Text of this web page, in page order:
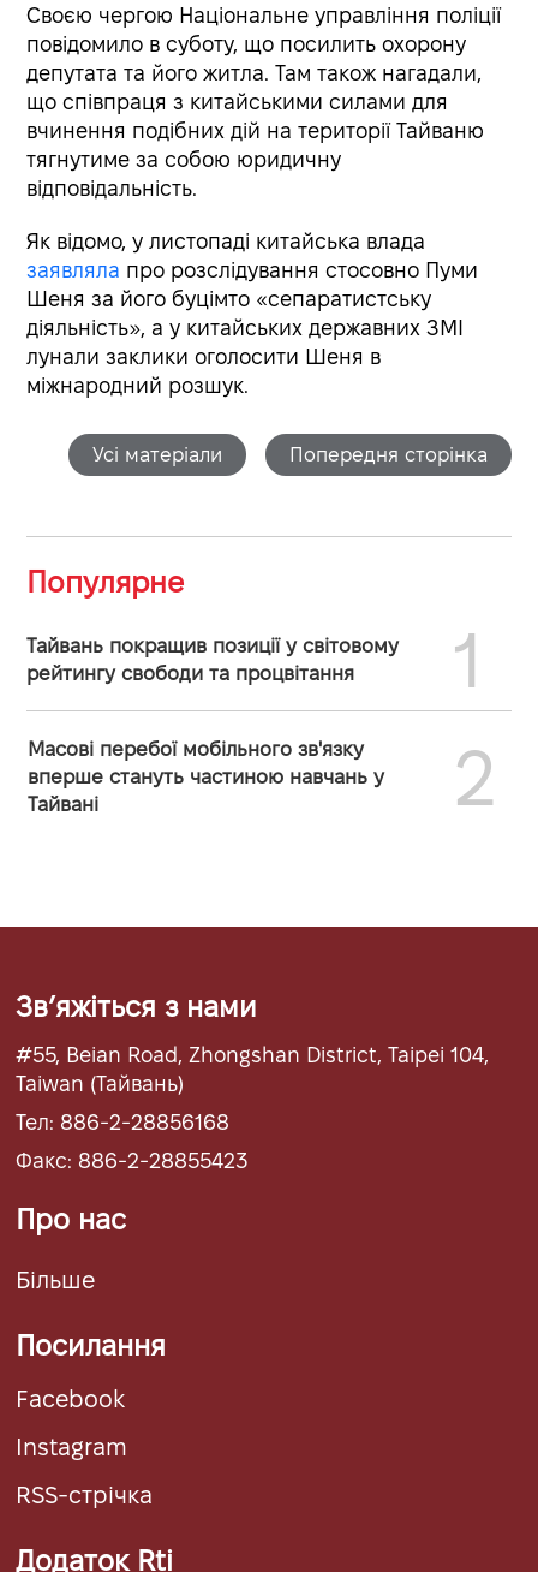
Своєю чергою Національне управління поліції
повідомило в суботу, що посилить охорону
депутата та його житла. Там також нагадали,
що співпраця з китайськими силами для
вчинення подібних дій на території Тайваню
тягнутиме за собою юридичну
відповідальність.
Як відомо, у листопаді китайська влада
заявляла про розслідування стосовно Пуми
Шеня за його буцімто «сепаратистську
діяльність», а у китайських державних ЗМІ
лунали заклики оголосити Шеня в
міжнародний розшук.
Усі матеріали Попередня сторінка
Популярне
Тайвань покращив позиції у світовому
рейтингу свободи та процвітання
1
Масові перебої мобільного зв'язку
вперше стануть частиною навчань у
Тайвані
2
Звʼяжіться з нами
#55, Beian Road, Zhongshan District, Taipei 104,
Taiwan (Тайвань)
Тел: 886-2-28856168
Факс: 886-2-28855423
Про нас
Більше
Посилання
Facebook
Instagram
RSS-стрічка
Додаток Rti